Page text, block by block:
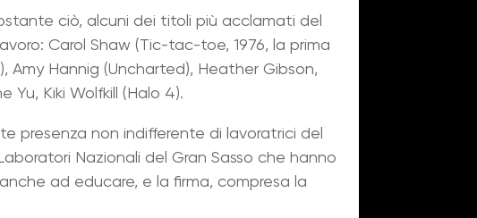
ciò, alcuni dei titoli più acclamati del
Carol Shaw (Tic-tac-toe, 1976, la prima
Hannig (Uncharted), Heather Gibson,
Yu, Kiki Wolfkill (Halo 4).
presenza non indifferente di lavoratrici del
Nazionali del Gran Sasso che hanno
ad educare, e la firma, compresa la